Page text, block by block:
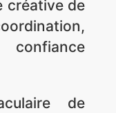
créative de
de